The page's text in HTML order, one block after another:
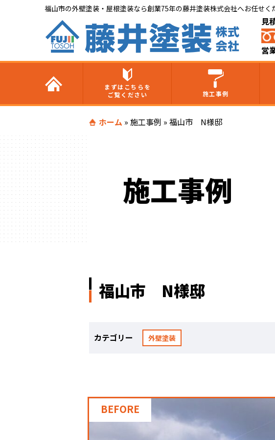
福山市の外壁塗装・屋根塗装なら創業75年の藤井塗装株式会社へお任せく
見
営
まずはこちらを
ご覧ください
施工事例
ホーム » 施工事例 » 福山市 N様邸
施工事例
福山市 N様邸
カテゴリー 外壁塗装
BEFORE